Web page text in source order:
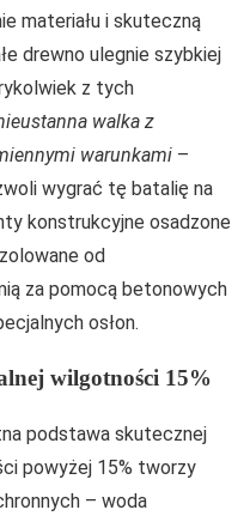
materiału i skuteczną
drewno ulegnie szybkiej
z tych
walka z
warunkami –
wygrać tę batalię na
konstrukcyjne osadzone
od
za pomocą betonowych
osłon.
wilgotności 15%
podstawa skutecznej
powyżej 15% tworzy
– woda